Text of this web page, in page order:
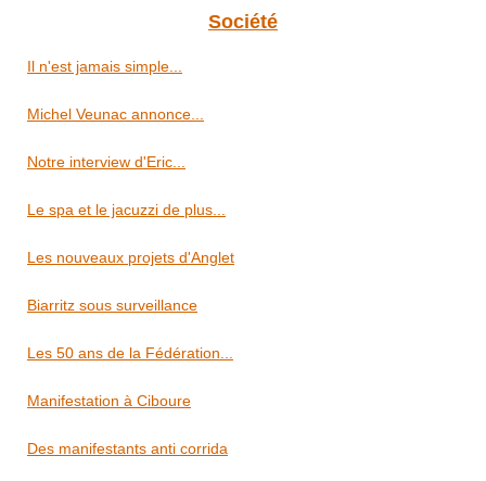
Société
Il n'est jamais simple...
Michel Veunac annonce...
Notre interview d'Eric...
Le spa et le jacuzzi de plus...
Les nouveaux projets d'Anglet
Biarritz sous surveillance
Les 50 ans de la Fédération...
Manifestation à Ciboure
Des manifestants anti corrida